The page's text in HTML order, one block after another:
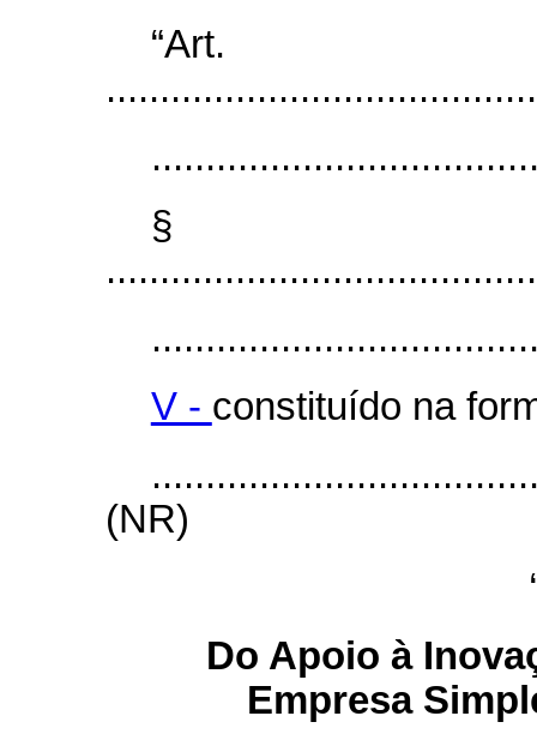
§
V - constituído na
(NR)
Do Apoio à
Empresa